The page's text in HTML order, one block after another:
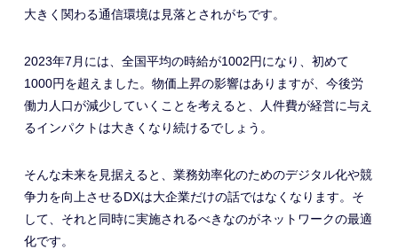
大きく関わる通信環境は見落とされがちです。
2023年7月には、全国平均の時給が1002円になり、初めて
1000円を超えました。物価上昇の影響はありますが、今後労
働力人口が減少していくことを考えると、人件費が経営に与え
るインパクトは大きくなり続けるでしょう。
そんな未来を見据えると、業務効率化のためのデジタル化や競
争力を向上させるDXは大企業だけの話ではなくなります。そ
して、それと同時に実施されるべきなのがネットワークの最適
化です。